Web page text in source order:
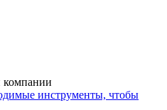
компании
инструменты, чтобы